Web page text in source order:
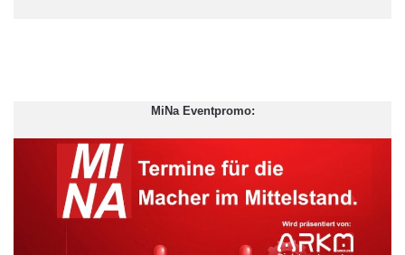
Fichtner rechnet damit, dass die EZB im ersten Halbjahr
interveniert und glaubt, dass es am saubersten wäre, wenn sie
dem existierenden Rettungsschirm EFSF beziehungsweise
dem künftigen Rettungsschirm ESM die Refinanzierung
erleichtern würde. „Das könnte über die Vergabe einer
MiNa Eventpromo: